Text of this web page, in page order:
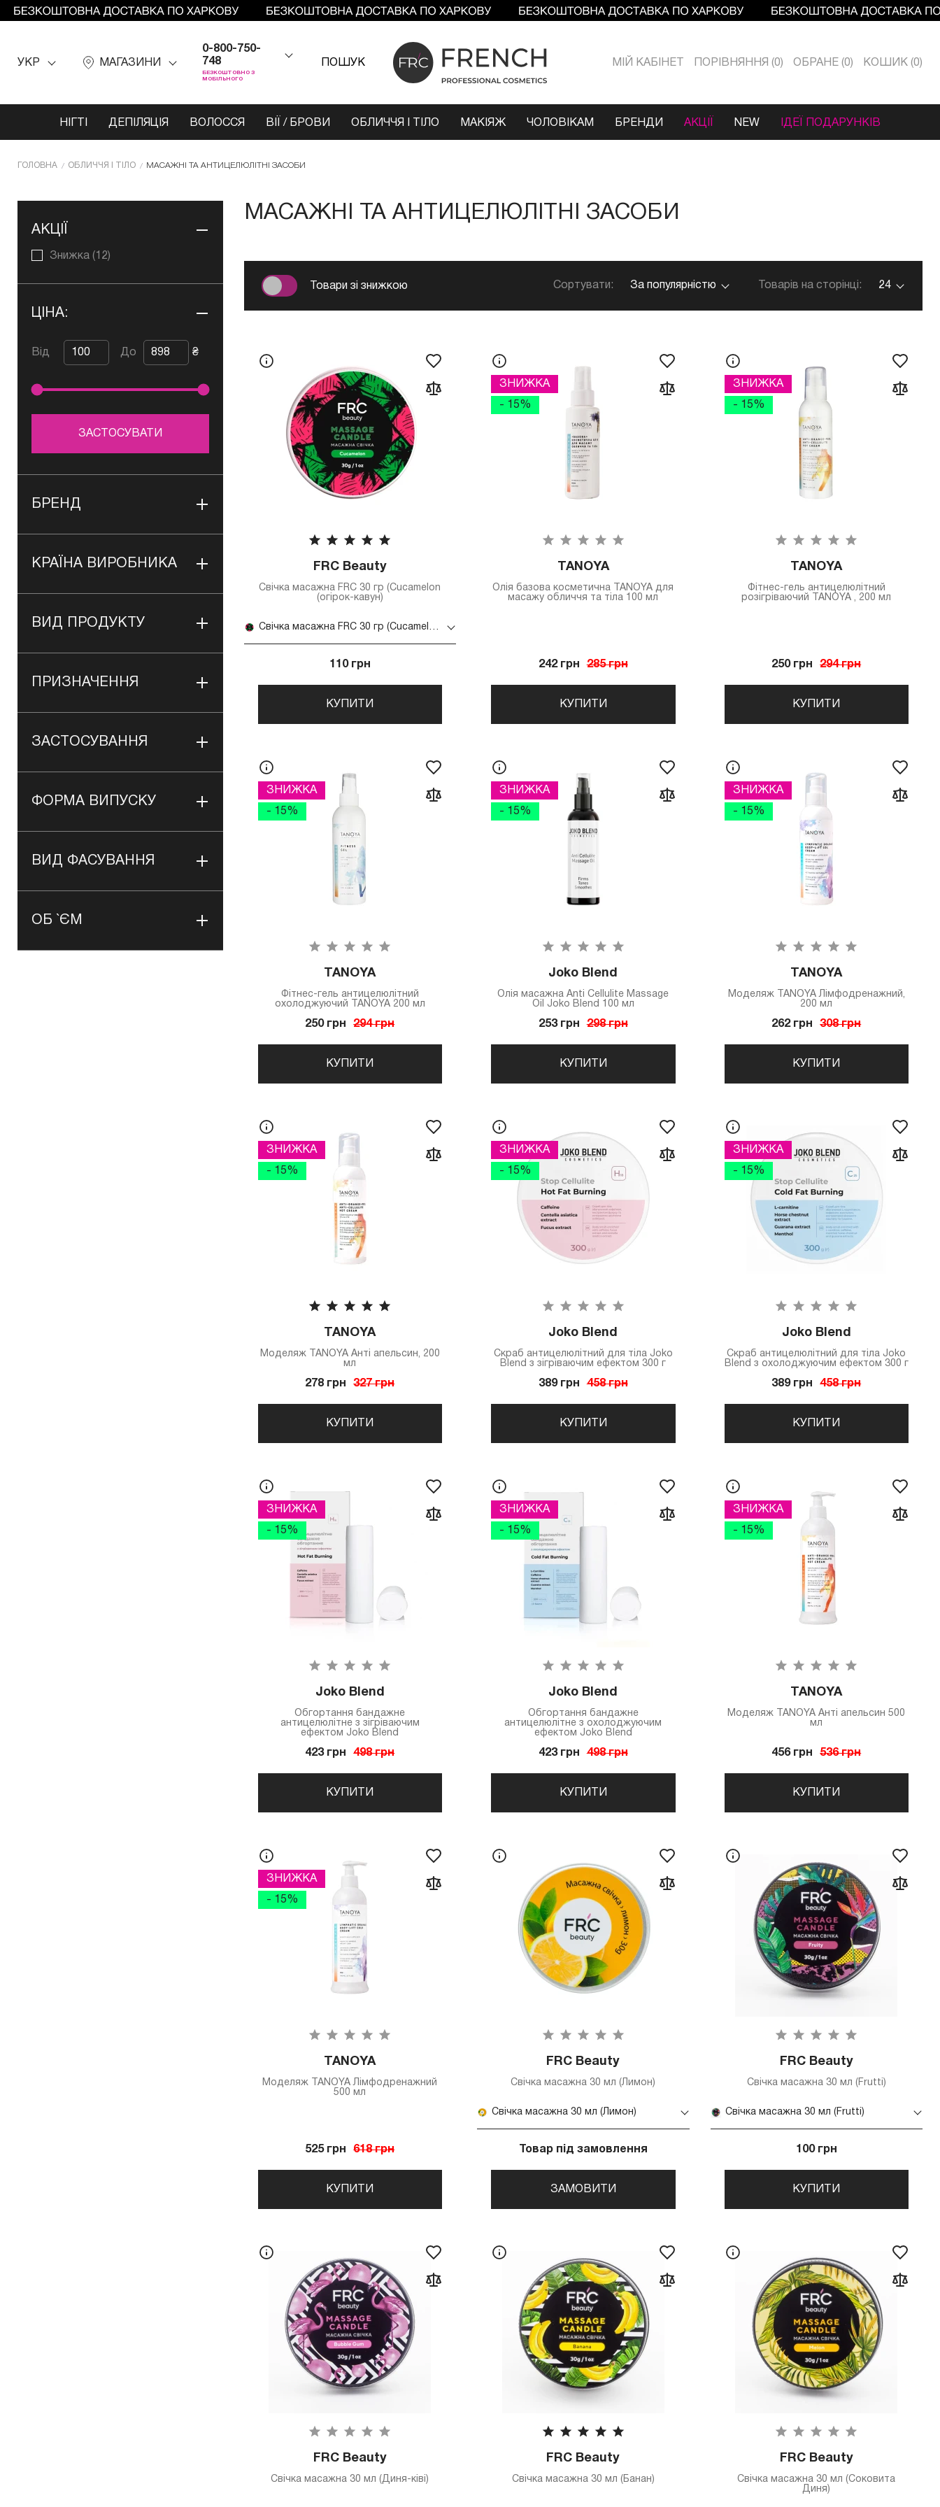
УКР МАГАЗИНИ
0-800-750-
748
БЕЗКОШТОВНО З
МОБІЛЬНОГО
ПОШУК МIЙ КАБIНЕТ ПОРІВНЯННЯ 0 ОБРАНЕ 0 КОШИК 0
НІГТІ ДЕПІЛЯЦІЯ ВОЛОССЯ ВІЇ / БРОВИ ОБЛИЧЧЯ І ТІЛО МАКІЯЖ ЧОЛОВІКАМ БРЕНДИ АКЦІЇ NEW ІДЕЇ ПОДАРУНКІВ
ГОЛОВНА ОБЛИЧЧЯ І ТІЛО МАСАЖНІ ТА АНТИЦЕЛЮЛІТНІ ЗАСОБИ
АКЦІЇ
Знижка (12)
ЦІНА:
Від До ₴
ЗАСТОСУВАТИ
БРЕНД
КРАЇНА ВИРОБНИКА
ВИД ПРОДУКТУ
ПРИЗНАЧЕННЯ
ЗАСТОСУВАННЯ
ФОРМА ВИПУСКУ
ВИД ФАСУВАННЯ
ОБ `ЄМ
МАСАЖНІ ТА АНТИЦЕЛЮЛІТНІ ЗАСОБИ
Товари зі знижкою Сортувати: За популярністю Товарів на сторінці: 24
FRC Beauty
Свічка масажна FRC 30 гр (Cucamelon
(огірок-кавун)
Свічка масажна FRC 30 гр (Cucamelon (огірок-кавун)
110 грн
КУПИТИ
ЗНИЖКА
- 15%
TANOYA
Олія базова косметична TANOYA для
масажу обличчя та тіла 100 мл
242 грн 285 грн
КУПИТИ
ЗНИЖКА
- 15%
TANOYA
Фітнес-гель антицелюлітний
розігріваючий TANOYA , 200 мл
250 грн 294 грн
КУПИТИ
ЗНИЖКА
- 15%
TANOYA
Фітнес-гель антицелюлітний
охолоджуючий TANOYA 200 мл
250 грн 294 грн
КУПИТИ
ЗНИЖКА
- 15%
Joko Blend
Олія масажна Anti Cellulite Massage
Oil Joko Blend 100 мл
253 грн 298 грн
КУПИТИ
ЗНИЖКА
- 15%
TANOYA
Моделяж TANOYA Лімфодренажний,
200 мл
262 грн 308 грн
КУПИТИ
ЗНИЖКА
- 15%
TANOYA
Моделяж TANOYA Анті апельсин, 200
мл
278 грн 327 грн
КУПИТИ
ЗНИЖКА
- 15%
Joko Blend
Скраб антицелюлітний для тіла Joko
Blend з зігріваючим ефектом 300 г
389 грн 458 грн
КУПИТИ
ЗНИЖКА
- 15%
Joko Blend
Скраб антицелюлітний для тіла Joko
Blend з охолоджуючим ефектом 300 г
389 грн 458 грн
КУПИТИ
ЗНИЖКА
- 15%
Joko Blend
Обгортання бандажне
антицелюлітне з зігріваючим
ефектом Joko Blend
423 грн 498 грн
КУПИТИ
ЗНИЖКА
- 15%
Joko Blend
Обгортання бандажне
антицелюлітне з охолоджуючим
ефектом Joko Blend
423 грн 498 грн
КУПИТИ
ЗНИЖКА
- 15%
TANOYA
Моделяж TANOYA Анті апельсин 500
мл
456 грн 536 грн
КУПИТИ
ЗНИЖКА
- 15%
TANOYA
Моделяж TANOYA Лімфодренажний
500 мл
525 грн 618 грн
КУПИТИ
FRC Beauty
Свічка масажна 30 мл (Лимон)
Свічка масажна 30 мл (Лимон)
Товар під замовлення
ЗАМОВИТИ
FRC Beauty
Свічка масажна 30 мл (Frutti)
Свічка масажна 30 мл (Frutti)
100 грн
КУПИТИ
FRC Beauty
Свічка масажна 30 мл (Диня-ківі)
FRC Beauty
Свічка масажна 30 мл (Банан)
FRC Beauty
Свічка масажна 30 мл (Соковита
Диня)